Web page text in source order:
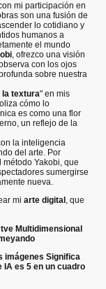
mi participación en
son una fusión de
lo cotidiano y
humanos a
el mundo
, ofrezco una visión
con los ojos
sobre nuestra
la textura" en mis
cómo lo
es como una flor
un reflejo de la
la inteligencia
del arte. Por
método Yakobi, que
sumergirse
nueva.
mi arte digital , que
Multidimensional
imágenes Significa
es 5 en un cuadro